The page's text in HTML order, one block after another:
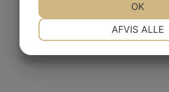
AFVIS ALLE
OK